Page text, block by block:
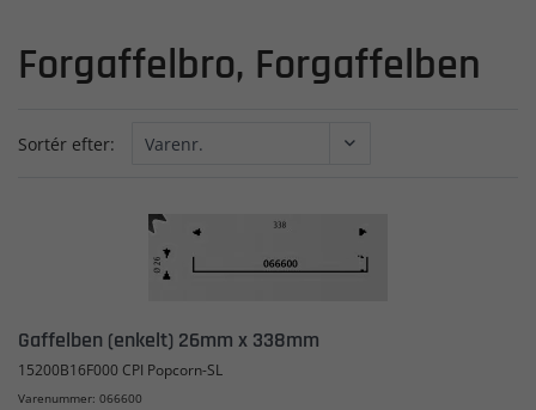
Forgaffelbro, Forgaffelben
Sortér efter:
Gaffelben (enkelt) 26mm x 338mm
15200B16F000 CPI Popcorn-SL
Varenummer: 066600